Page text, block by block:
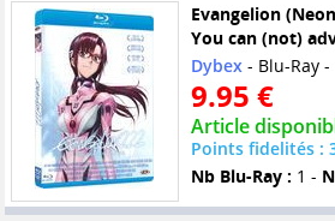
Evangelion
You can (not)
Dybex - Blu-Ray
9.95 €
Article
Points fidelités :
Nb Blu-Ray : 1 -